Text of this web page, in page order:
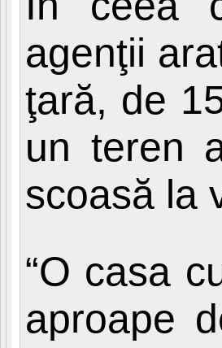
agenţii
ţară, de
un teren
scoasă la
“O casa
aproape